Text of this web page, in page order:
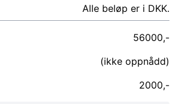
Alle beløp er i DKK.
56000,-
(ikke oppnådd)
2000,-